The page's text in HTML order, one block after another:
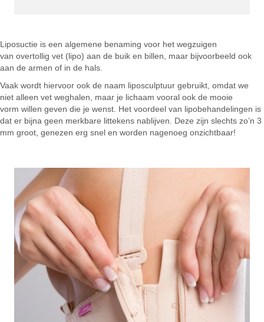
Liposuctie is een algemene benaming voor het wegzuigen
van overtollig vet (lipo) aan de buik en billen, maar bijvoorbeeld ook
aan de armen of in de hals.
Vaak wordt hiervoor ook de naam liposculptuur gebruikt, omdat we
niet alleen vet weghalen, maar je lichaam vooral ook de mooie
vorm willen geven die je wenst. Het voordeel van lipobehandelingen is
dat er bijna geen merkbare littekens nablijven. Deze zijn slechts zo’n 3
mm groot, genezen erg snel en worden nagenoeg onzichtbaar!